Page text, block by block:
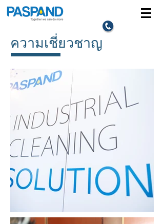
ความเชี่ยวชาญ